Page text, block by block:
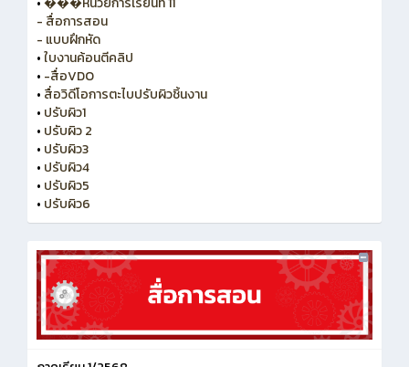
- สื่อการสอน
- แบบฝึกหัด
•ใบงานค้อนตีคลิป
• -สื่อVDO
• สื่อวิดีโอการตะไบปรับผิวชิ้นงาน
• ปรับผิว1
• ปรับผิว 2
• ปรับผิว3
• ปรับผิว4
• ปรับผิว5
• ปรับผิว6